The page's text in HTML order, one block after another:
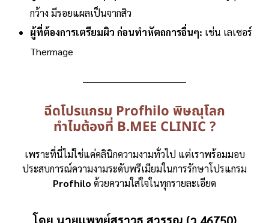
กว้าง มีรอยแผลเป็นจากสิว
ผู้ที่ต้องการเตรียมผิว ก่อนทำหัตถการอื่นๆ: เช่น เลเซอร์
Thermage
ฉีดโปรแกรม Profhilo พิษณุโลก
ทำไมต้องที่ B.MEE CLINIC ?
เพราะที่นี่ไม่ใช่แค่คลินิกความงามทั่วไป แต่เราพร้อมมอบ
ประสบการณ์ความงามระดับพรีเมียมในการรักษาโปรแกรม
Profhilo ด้วยความใส่ใจในทุกรายละเอียด